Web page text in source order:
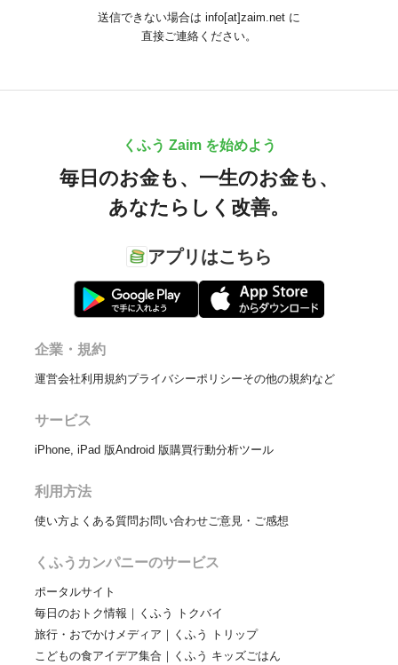
送信できない場合は info[at]zaim.net に
直接ご連絡ください。
くふう Zaim を始めよう
毎日のお金も、 一生のお金も、
あなたらしく改善。
アプリはこちら
企業・規約
運営会社利用規約プライバシーポリシーその他の規約など
サービス
iPhone, iPad 版Android 版購買行動分析ツール
利用方法
使い方よくある質問お問い合わせご意見・ご感想
くふうカンパニーのサービス
ポータルサイト
毎日のおトク情報｜くふう トクバイ
旅行・おでかけメディア｜くふう トリップ
こどもの食アイデア集合｜くふう キッズごはん